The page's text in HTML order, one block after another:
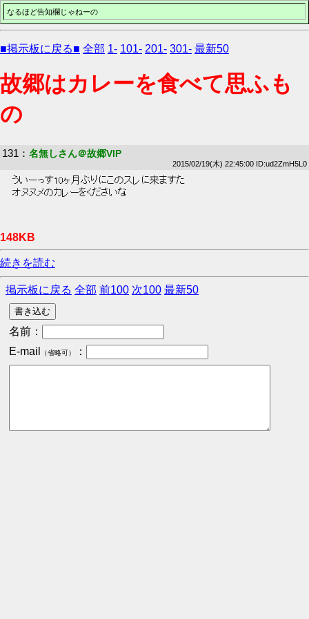
なるほど告知欄じゃねーの
■掲示板に戻る■ 全部 1- 101- 201- 301- 最新50
故郷はカレーを食べて思ふも
の
131 ： 名無しさん＠故郷VIP
2015/02/19(木) 22:45:00 ID:ud2ZmH5L0
ういーっす10ヶ月ぶりにこのスレに来ますた
オヌヌメのカレーをくださいな
148KB
続きを読む
掲示板に戻る 全部 前100 次100 最新50
名前：
E-mail
（省略可） ：